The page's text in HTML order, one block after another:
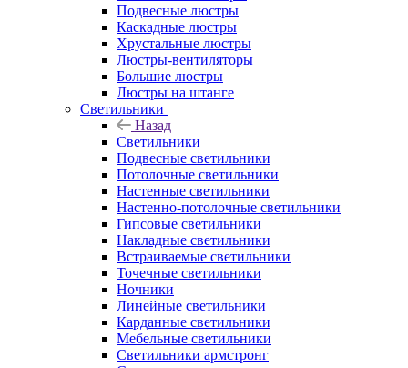
Подвесные люстры
Каскадные люстры
Хрустальные люстры
Люстры-вентиляторы
Большие люстры
Люстры на штанге
Светильники
Назад
Светильники
Подвесные светильники
Потолочные светильники
Настенные светильники
Настенно-потолочные светильники
Гипсовые светильники
Накладные светильники
Встраиваемые светильники
Точечные светильники
Ночники
Линейные светильники
Карданные светильники
Мебельные светильники
Светильники армстронг